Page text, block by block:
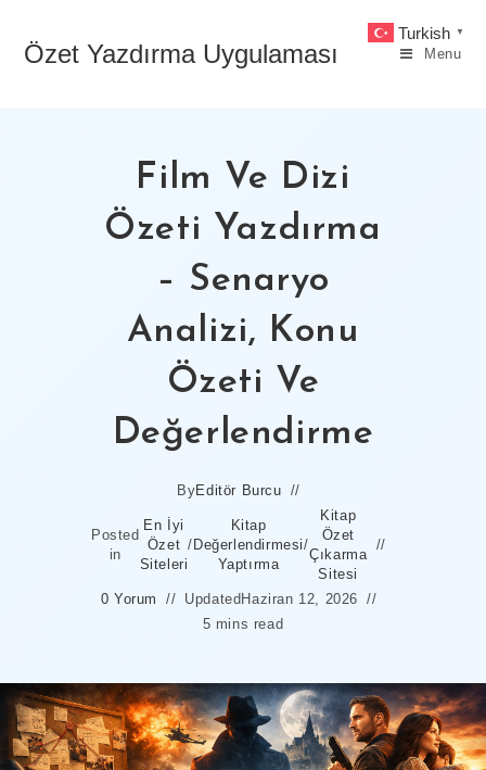
contentÖzet Yazdırma Uygulaması Menu
Film Ve Dizi
Özeti Yazdırma
– Senaryo
Analizi, Konu
Özeti Ve
Değerlendirme
ByEditör Burcu
Posted
in
En İyi
Özet
Siteleri
/
Kitap
Değerlendirmesi
Yaptırma
/
Kitap
Özet
Çıkarma
Sitesi
0 Yorum
Updated Haziran 12, 2026
5 mins read
Turkish ▼